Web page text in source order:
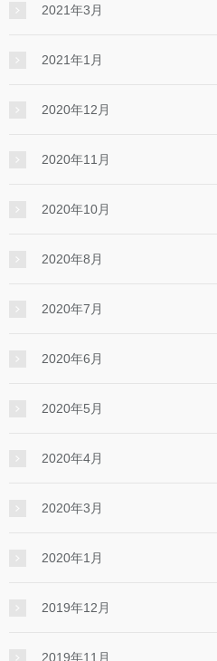
2021年3月
2021年1月
2020年12月
2020年11月
2020年10月
2020年8月
2020年7月
2020年6月
2020年5月
2020年4月
2020年3月
2020年1月
2019年12月
2019年11月